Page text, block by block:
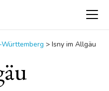
> Isny im Allgäu